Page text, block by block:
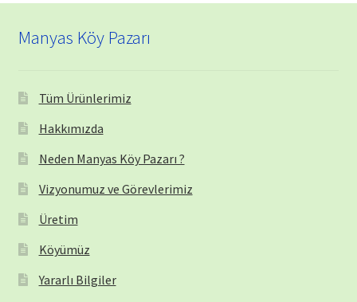
Manyas Köy Pazarı
Tüm Ürünlerimiz
Hakkımızda
Neden Manyas Köy Pazarı ?
Vizyonumuz ve Görevlerimiz
Üretim
Köyümüz
Yararlı Bilgiler